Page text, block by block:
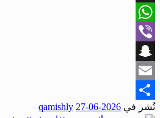
X
WhatsApp
Viber
Snapchat
Email
Share
نُشر في 2026-06-27
qamishly